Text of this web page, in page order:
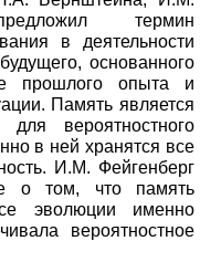
термин
в деятельности
основанного
прошлого опыта и
Память является
вероятностного
в ней хранятся все
И.М. Фейгенберг
о том, что память
эволюции именно
вероятностное